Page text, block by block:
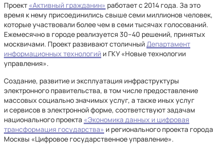
Проект «Активный гражданин» работает с 2014 года. За это
время к нему присоединились свыше семи миллионов человек,
которые участвовали более чем в семи тысячах голосований.
Ежемесячно в городе реализуется 30–40 решений, принятых
москвичами. Проект развивают столичныйДепартамент
информационных технологий и ГКУ «Новые технологии
управления».
Создание, развитие и эксплуатация инфраструктуры
электронного правительства, в том числе предоставление
массовых социально значимых услуг, а также иных услуг
и сервисов в электронной форме, соответствуют задачам
национального проекта «Экономика данных и цифровая
трансформация государства» и регионального проекта города
Москвы «Цифровое государственное управление».